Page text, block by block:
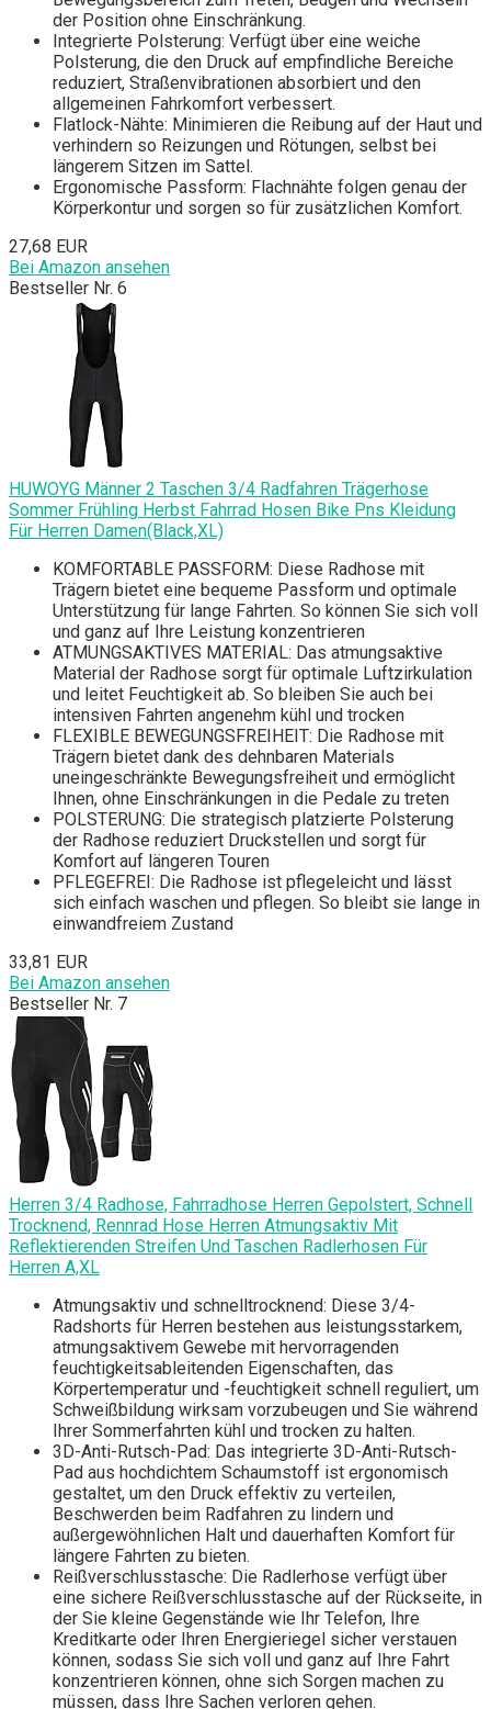
der Position ohne Einschränkung.
Integrierte Polsterung: Verfügt über eine weiche
Polsterung, die den Druck auf empfindliche Bereiche
reduziert, Straßenvibrationen absorbiert und den
allgemeinen Fahrkomfort verbessert.
Flatlock-Nähte: Minimieren die Reibung auf der Haut und
verhindern so Reizungen und Rötungen, selbst bei
längerem Sitzen im Sattel.
Ergonomische Passform: Flachnähte folgen genau der
Körperkontur und sorgen so für zusätzlichen Komfort.
27,68 EUR
Bei Amazon ansehen
Bestseller Nr. 6
HUWOYG Männer 2 Taschen 3/4 Radfahren Trägerhose
Sommer Frühling Herbst Fahrrad Hosen Bike Pns Kleidung
Für Herren Damen(Black,XL)
KOMFORTABLE PASSFORM: Diese Radhose mit
Trägern bietet eine bequeme Passform und optimale
Unterstützung für lange Fahrten. So können Sie sich voll
und ganz auf Ihre Leistung konzentrieren
ATMUNGSAKTIVES MATERIAL: Das atmungsaktive
Material der Radhose sorgt für optimale Luftzirkulation
und leitet Feuchtigkeit ab. So bleiben Sie auch bei
intensiven Fahrten angenehm kühl und trocken
FLEXIBLE BEWEGUNGSFREIHEIT: Die Radhose mit
Trägern bietet dank des dehnbaren Materials
uneingeschränkte Bewegungsfreiheit und ermöglicht
Ihnen, ohne Einschränkungen in die Pedale zu treten
POLSTERUNG: Die strategisch platzierte Polsterung
der Radhose reduziert Druckstellen und sorgt für
Komfort auf längeren Touren
PFLEGEFREI: Die Radhose ist pflegeleicht und lässt
sich einfach waschen und pflegen. So bleibt sie lange in
einwandfreiem Zustand
33,81 EUR
Bei Amazon ansehen
Bestseller Nr. 7
Herren 3/4 Radhose, Fahrradhose Herren Gepolstert, Schnell
Trocknend, Rennrad Hose Herren Atmungsaktiv Mit
Reflektierenden Streifen Und Taschen Radlerhosen Für
Herren A,XL
Atmungsaktiv und schnelltrocknend: Diese 3/4-
Radshorts für Herren bestehen aus leistungsstarkem,
atmungsaktivem Gewebe mit hervorragenden
feuchtigkeitsableitenden Eigenschaften, das
Körpertemperatur und -feuchtigkeit schnell reguliert, um
Schweißbildung wirksam vorzubeugen und Sie während
Ihrer Sommerfahrten kühl und trocken zu halten.
3D-Anti-Rutsch-Pad: Das integrierte 3D-Anti-Rutsch-
Pad aus hochdichtem Schaumstoff ist ergonomisch
gestaltet, um den Druck effektiv zu verteilen,
Beschwerden beim Radfahren zu lindern und
außergewöhnlichen Halt und dauerhaften Komfort für
längere Fahrten zu bieten.
Reißverschlusstasche: Die Radlerhose verfügt über
eine sichere Reißverschlusstasche auf der Rückseite, in
der Sie kleine Gegenstände wie Ihr Telefon, Ihre
Kreditkarte oder Ihren Energieriegel sicher verstauen
können, sodass Sie sich voll und ganz auf Ihre Fahrt
konzentrieren können, ohne sich Sorgen machen zu
müssen, dass Ihre Sachen verloren gehen.